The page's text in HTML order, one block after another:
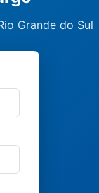
Grande do Sul